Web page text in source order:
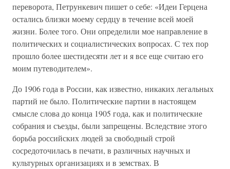
переворота, Петрункевич пишет о себе: «Идеи Герцена
остались близки моему сердцу в течение всей моей
жизни. Более того. Они определили мое направление в
политических и социалистических вопросах. С тех пор
прошло более шестидесяти лет и я все еще считаю его
моим путеводителем».
До 1906 года в России, как известно, никаких легальных
партий не было. Политические партии в настоящем
смысле слова до конца 1905 года, как и политические
собрания и съезды, были запрещены. Вследствие этого
борьба российских людей за свободный строй
сосредоточилась в печати, в различных научных и
культурных организациях и в земствах. В